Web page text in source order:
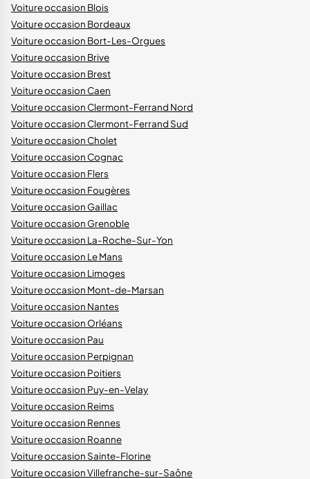
Voiture occasion Blois
Voiture occasion Bordeaux
Voiture occasion Bort-Les-Orgues
Voiture occasion Brive
Voiture occasion Brest
Voiture occasion Caen
Voiture occasion Clermont-Ferrand Nord
Voiture occasion Clermont-Ferrand Sud
Voiture occasion Cholet
Voiture occasion Cognac
Voiture occasion Flers
Voiture occasion Fougères
Voiture occasion Gaillac
Voiture occasion Grenoble
Voiture occasion La-Roche-Sur-Yon
Voiture occasion Le Mans
Voiture occasion Limoges
Voiture occasion Mont-de-Marsan
Voiture occasion Nantes
Voiture occasion Orléans
Voiture occasion Pau
Voiture occasion Perpignan
Voiture occasion Poitiers
Voiture occasion Puy-en-Velay
Voiture occasion Reims
Voiture occasion Rennes
Voiture occasion Roanne
Voiture occasion Sainte-Florine
Voiture occasion Villefranche-sur-Saône